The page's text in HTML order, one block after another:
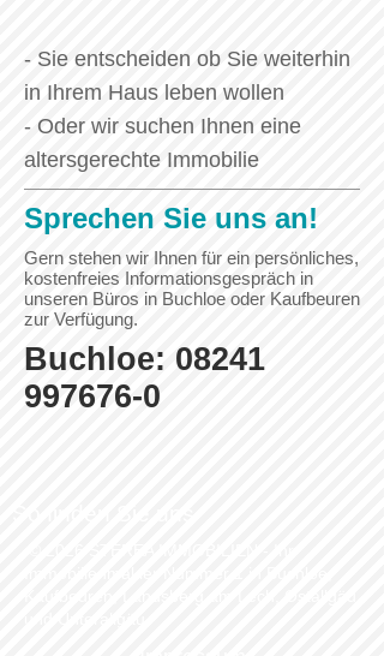
- Sie entscheiden ob Sie weiterhin
in Ihrem Haus leben wollen
- Oder wir suchen Ihnen eine
altersgerechte Immobilie
Sprechen Sie uns an!
Gern stehen wir Ihnen für ein persönliches,
kostenfreies Informationsgespräch in
unseren Büros in Buchloe oder Kaufbeuren
zur Verfügung.
Buchloe: 08241
997676-0